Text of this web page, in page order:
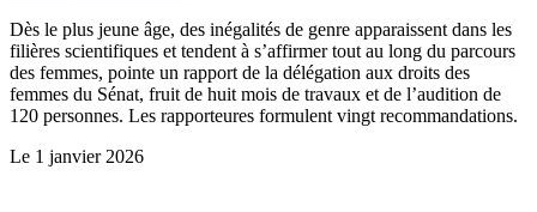
Dès le plus jeune âge, des inégalités de genre apparaissent dans les
filières scientifiques et tendent à s’affirmer tout au long du parcours
des femmes, pointe un rapport de la délégation aux droits des
femmes du Sénat, fruit de huit mois de travaux et de l’audition de
120 personnes. Les rapporteures formulent vingt recommandations.
Le 1 janvier 2026